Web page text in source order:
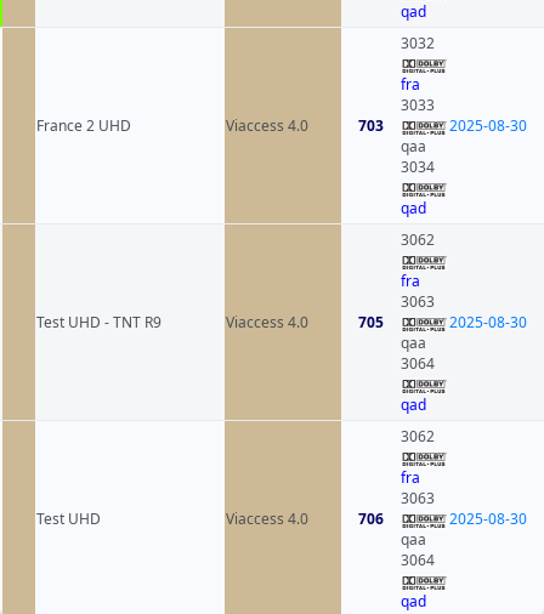
qad
France 2 UHD Viaccess 4.0 703
3032
fra
3033
qaa
3034
qad
2025-08-30
Test UHD - TNT R9 Viaccess 4.0 705
3062
fra
3063
qaa
3064
qad
2025-08-30
Test UHD Viaccess 4.0 706
3062
fra
3063
qaa
3064
qad
2025-08-30